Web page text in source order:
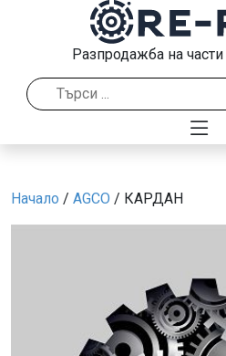
Разпродажба на
Начало / AGCO / КАРДАН